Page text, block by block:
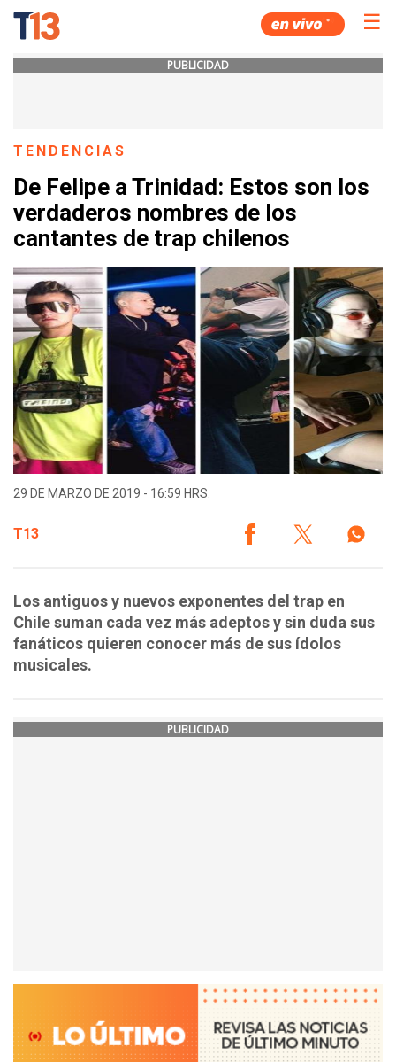
☰
PUBLICIDAD
TENDENCIAS
De Felipe a Trinidad: Estos son los
verdaderos nombres de los
cantantes de trap chilenos
29 DE MARZO DE 2019 - 16:59 HRS.
T13
Los antiguos y nuevos exponentes del trap en
Chile suman cada vez más adeptos y sin duda sus
fanáticos quieren conocer más de sus ídolos
musicales.
PUBLICIDAD